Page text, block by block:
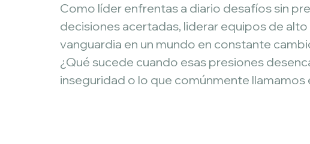
Como líder enfrentas a diario desafíos sin
decisiones acertadas, liderar equipos de
vanguardia en un mundo en constante
¿Qué sucede cuando esas presiones
inseguridad o lo que comúnmente